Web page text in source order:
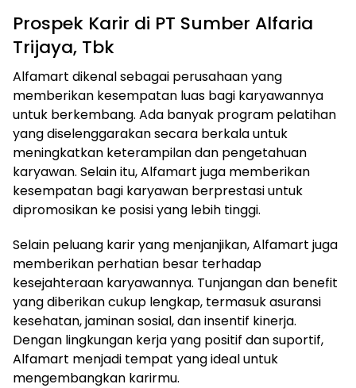
Prospek Karir di PT Sumber Alfaria
Trijaya, Tbk
Alfamart dikenal sebagai perusahaan yang
memberikan kesempatan luas bagi karyawannya
untuk berkembang. Ada banyak program pelatihan
yang diselenggarakan secara berkala untuk
meningkatkan keterampilan dan pengetahuan
karyawan. Selain itu, Alfamart juga memberikan
kesempatan bagi karyawan berprestasi untuk
dipromosikan ke posisi yang lebih tinggi.
Selain peluang karir yang menjanjikan, Alfamart juga
memberikan perhatian besar terhadap
kesejahteraan karyawannya. Tunjangan dan benefit
yang diberikan cukup lengkap, termasuk asuransi
kesehatan, jaminan sosial, dan insentif kinerja.
Dengan lingkungan kerja yang positif dan suportif,
Alfamart menjadi tempat yang ideal untuk
mengembangkan karirmu.